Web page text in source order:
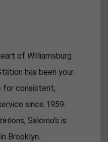
of Williamsburg
has been your
for consistent,
since 1959.
Salerno’s is
Brooklyn.